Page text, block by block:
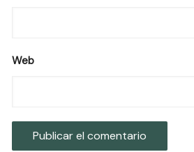
Web